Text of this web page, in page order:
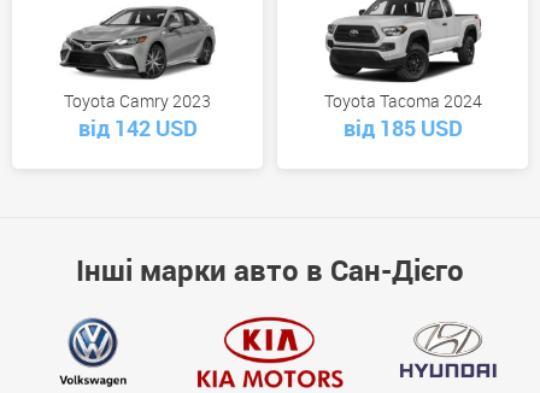
Toyota Camry 2023
від 142 USD
Toyota Tacoma 2024
від 185 USD
Інші марки авто в Сан-Дієго